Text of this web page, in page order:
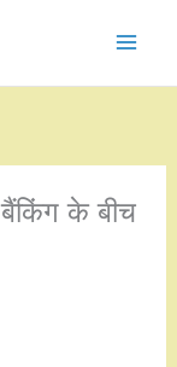
के बीच